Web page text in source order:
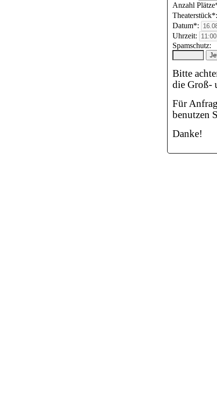
Anzahl
Datum*:
Uhrzeit:
Spamschutz:
Bitte
die Groß-
Für
benutzen
Danke!